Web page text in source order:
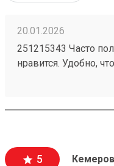
20.01.2026
251215343 Часто
нравится. Удобно,
5